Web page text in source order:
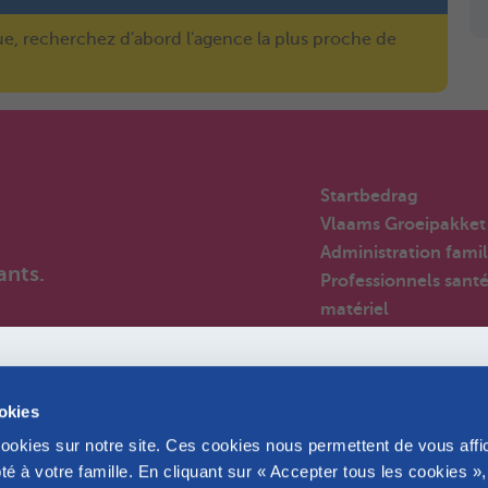
sur notre site. Ces cookies nous permettent de vous
à votre famille. En cliquant sur « Accepter tous les cookies
recherchez d'abord l'agence la plus proche de
Startbedrag
Vlaams Groeipakket
Administration
Professionnels
matériel
Par-anges
Huizen van het kind
Foire aux questions